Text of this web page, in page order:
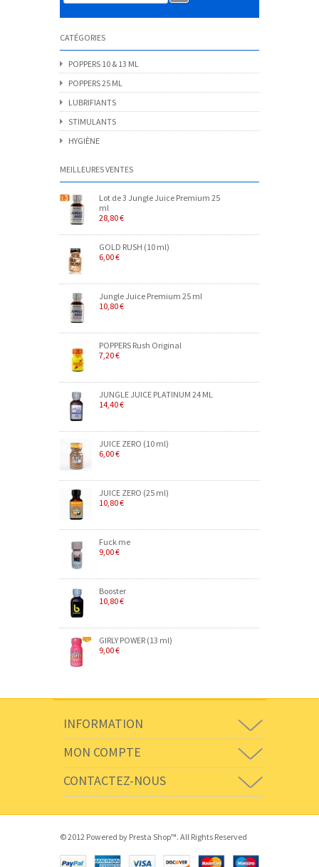
CATÉGORIES
POPPERS 10 & 13 ML
POPPERS 25 ML
LUBRIFIANTS
STIMULANTS
HYGIÈNE
MEILLEURES VENTES
Lot de 3 Jungle Juice Premium 25
ml
28,80 €
GOLD RUSH (10 ml)
6,00 €
Jungle Juice Premium 25 ml
10,80 €
POPPERS Rush Original
7,20 €
JUNGLE JUICE PLATINUM 24 ML
14,40 €
JUICE ZERO (10 ml)
6,00 €
JUICE ZERO (25 ml)
10,80 €
Fuck me
9,00 €
Booster
10,80 €
GIRLY POWER (13 ml)
9,00 €
INFORMATION
MON COMPTE
CONTACTEZ-NOUS
© 2012 Powered by Presta Shop™. All Rights Reserved